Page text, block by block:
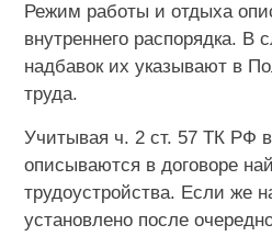
Режим работы и отдыха
внутреннего распорядка. В
надбавок их указывают в
труда.
Учитывая ч. 2 ст. 57 ТК РФ
описываются в договоре
трудоустройства. Если же
установлено после